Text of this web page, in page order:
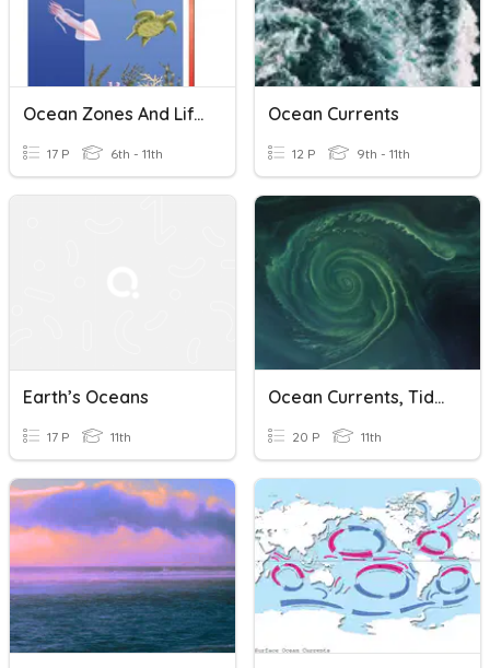
Ocean Zones And Lifestyles
17 P 6th - 11th
Ocean Currents
12 P 9th - 11th
Earth’s Oceans
17 P 11th
Ocean Currents, Tides, And Upwelling
20 P 11th